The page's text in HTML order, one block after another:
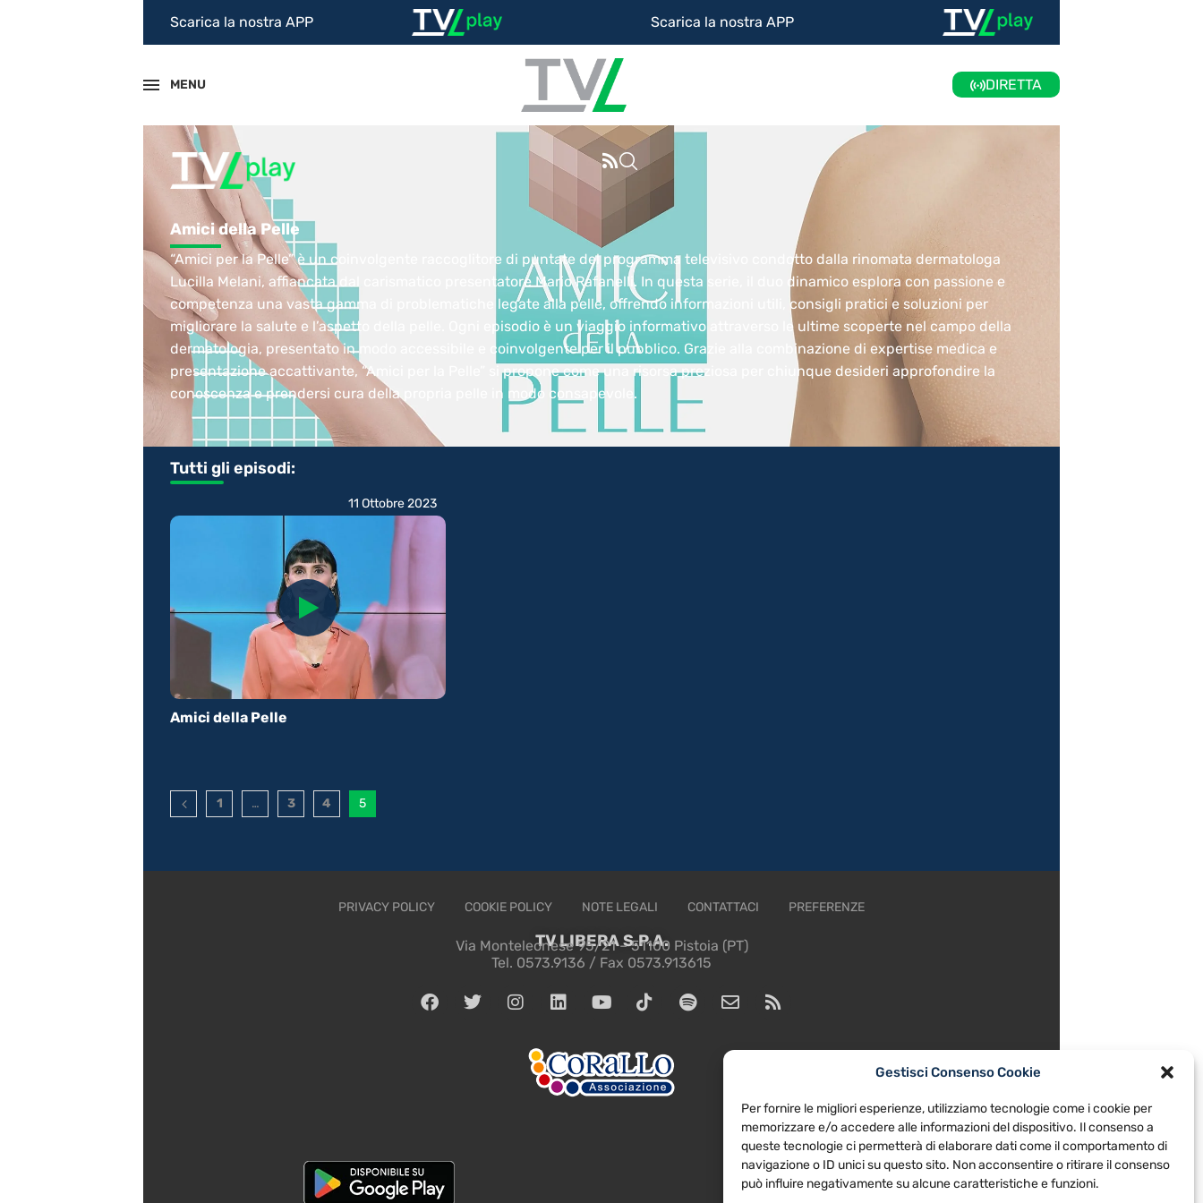
Gestisci Consenso Cookie
Per fornire le migliori esperienze, utilizziamo tecnologie come i cookie per
memorizzare e/o accedere alle informazioni del dispositivo. Il consenso a
queste tecnologie ci permetterà di elaborare dati come il comportamento di
navigazione o ID unici su questo sito. Non acconsentire o ritirare il consenso
può influire negativamente su alcune caratteristiche e funzioni.
Scarica la nostra APP Scarica la nostra APP
MENU DIRETTA
Amici della Pelle
“Amici per la Pelle” è un coinvolgente raccoglitore di puntate del programma televisivo condotto dalla rinomata dermatologa
Lucilla Melani, affiancata dal carismatico presentatore Mario Rafanelli. In questa serie, il duo dinamico esplora con passione e
competenza una vasta gamma di problematiche legate alla pelle, offrendo informazioni utili, consigli pratici e soluzioni per
migliorare la salute e l’aspetto della pelle. Ogni episodio è un viaggio informativo attraverso le ultime scoperte nel campo della
dermatologia, presentato in modo accessibile e coinvolgente per il pubblico. Grazie alla combinazione di expertise medica e
presentazione accattivante, “Amici per la Pelle” si propone come una risorsa preziosa per chiunque desideri approfondire la
conoscenza e prendersi cura della propria pelle in modo consapevole.
Tutti gli episodi:
Amici della Pelle
11 Ottobre 2023
1 … 3 4 5
PRIVACY POLICY COOKIE POLICY NOTE LEGALI CONTATTACI PREFERENZE
TV LIBERA S.P.A.
Via Monteleonese 95/21 – 51100 Pistoia (PT)
Tel. 0573.9136 / Fax 0573.913615